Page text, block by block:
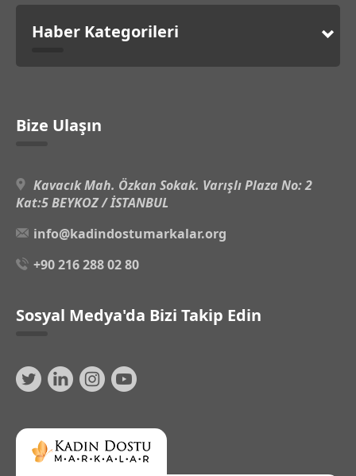
Haber Kategorileri
Bize Ulaşın
Kavacık Mah. Özkan Sokak. Varışlı Plaza No: 2
Kat:5 BEYKOZ / İSTANBUL
info@kadindostumarkalar.org
+90 216 288 02 80
Sosyal Medya'da Bizi Takip Edin